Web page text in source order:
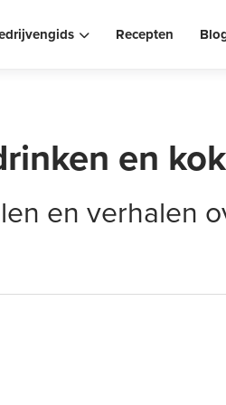
Recepten
en
en verhalen